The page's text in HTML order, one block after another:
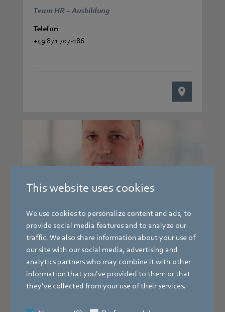
This website uses cookies
We use cookies to personalize content and ads, to
provide social media features and to analyze our
traffic. We also share information about your use of
our site with our social media, advertising and
analytics partners who may combine it with other
information that you’ve provided to them or that
they’ve collected from your use of their services.
Team HR – Ausbildung
Telefon
+49 871 707-186
Herbolzheim
Benjamin Böcherer
Team HR – Ausbildung
Telefon
+49 7724 81-2576